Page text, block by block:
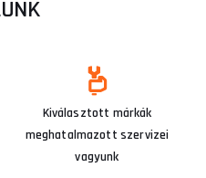
Kiválasztott márkák
meghatalmazott szervizei
vagyunk